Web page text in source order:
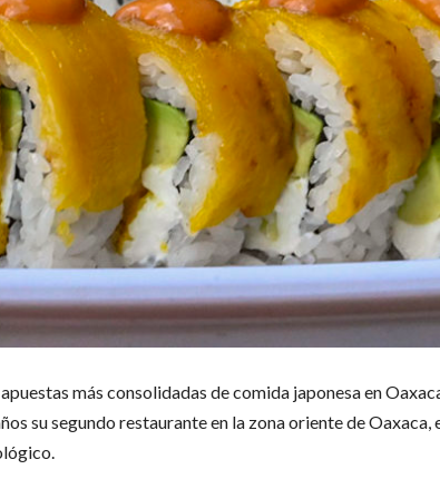
más consolidadas de comida japonesa en
su segundo restaurante en la zona oriente de Oaxaca,